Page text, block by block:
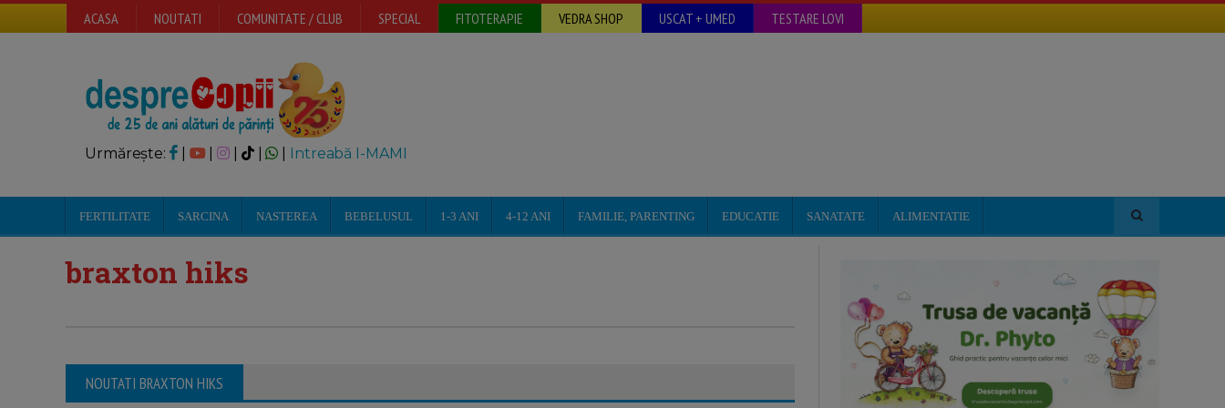
ACASA NOUTATI COMUNITATE / CLUB SPECIAL FITOTERAPIE VEDRA SHOP USCAT + UMED TESTARE LOVI
Urmărește: | | Intreabă I-MAMI
FERTILITATE SARCINA NASTEREA BEBELUSUL 1-3 ANI 4-12 ANI FAMILIE, PARENTING EDUCATIE SANATATE ALIMENTATIE
braxton hiks
NOUTATI BRAXTON HIKS